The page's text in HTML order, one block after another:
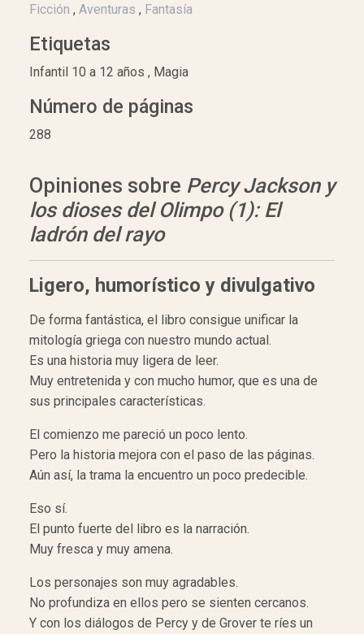
Ficción , Aventuras , Fantasía
Etiquetas
Infantil 10 a 12 años , Magia
Número de páginas
288
Opiniones sobre Percy Jackson y
los dioses del Olimpo (1): El
ladrón del rayo
Ligero, humorístico y divulgativo
De forma fantástica, el libro consigue unificar la
mitología griega con nuestro mundo actual.
Es una historia muy ligera de leer.
Muy entretenida y con mucho humor, que es una de
sus principales características.
El comienzo me pareció un poco lento.
Pero la historia mejora con el paso de las páginas.
Aún así, la trama la encuentro un poco predecible.
Eso sí.
El punto fuerte del libro es la narración.
Muy fresca y muy amena.
Los personajes son muy agradables.
No profundiza en ellos pero se sienten cercanos.
Y con los diálogos de Percy y de Grover te ríes un